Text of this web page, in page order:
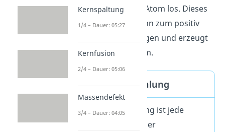
Elektron vom Edelgas-Atom los. Dieses
freie Elektronwird dann zum positiv
geladenen Draht gezogen und erzeugt
einenmessbaren Strom.
Ionisierende Strahlung
Ionisierende Strahlung ist jede
Teilchenstrahlung oder
Kernspaltung
1/4 – Dauer: 05:27
Kernfusion
2/4 – Dauer: 05:06
Massendefekt
3/4 – Dauer: 04:05